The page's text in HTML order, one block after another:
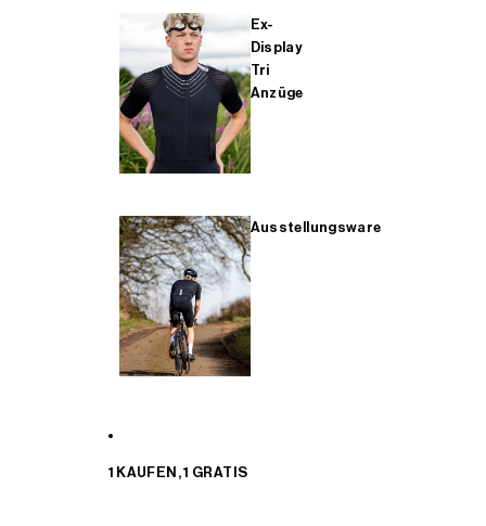
Ex-
Display
Tri
Anzüge
Ausstellungsware
1 KAUFEN, 1 GRATIS